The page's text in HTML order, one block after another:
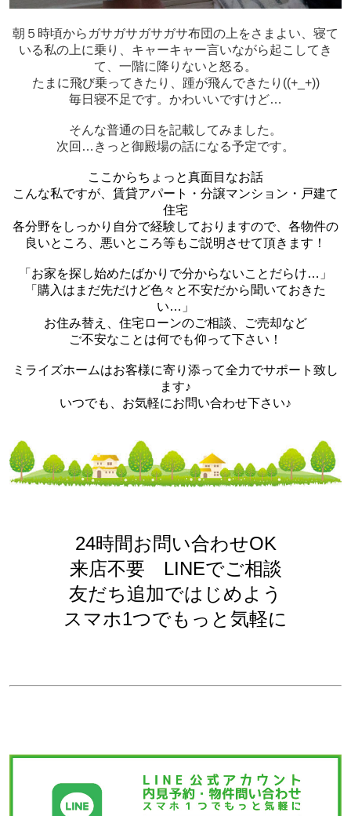
朝５時頃からガサガサガサガサ布団の上をさまよい、寝て
いる私の上に乗り、キャーキャー言いながら起こしてき
て、一階に降りないと怒る。
たまに飛び乗ってきたり、踵が飛んできたり((+_+))
毎日寝不足です。かわいいですけど…
そんな普通の日を記載してみました。
次回…きっと御殿場の話になる予定です。
ここからちょっと真面目なお話
こんな私ですが、賃貸アパート・分譲マンション・戸建て
住宅
各分野をしっかり自分で経験しておりますので、各物件の
良いところ、悪いところ等もご説明させて頂きます！
「お家を探し始めたばかりで分からないことだらけ…」
「購入はまだ先だけど色々と不安だから聞いておきた
い…」
お住み替え、住宅ローンのご相談、ご売却など
ご不安なことは何でも仰って下さい！
ミライズホームはお客様に寄り添って全力でサポート致し
ます♪
いつでも、お気軽にお問い合わせ下さい♪
24時間お問い合わせOK
来店不要 LINEでご相談
友だち追加ではじめよう
スマホ1つでもっと気軽に